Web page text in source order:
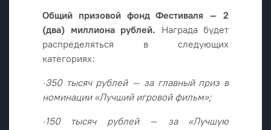
Общий призовой фонд Фестиваля – 2
(два) миллиона рублей. Награда будет
распределяться в следующих
категориях:
·350 тысяч рублей – за главный приз в
номинации «Лучший игровой фильм»;
·150 тысяч рублей – за «Лучшую